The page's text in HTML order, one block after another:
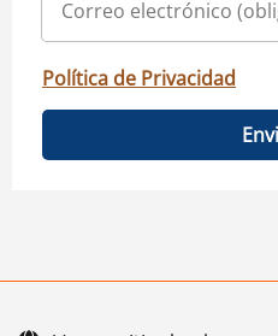
Política de Privacidad